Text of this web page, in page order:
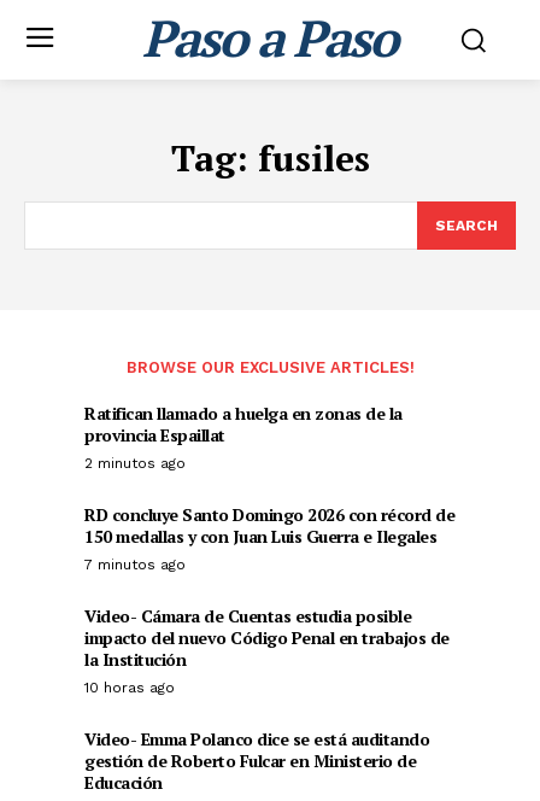
Paso a Paso
Tag: fusiles
SEARCH
BROWSE OUR EXCLUSIVE ARTICLES!
Ratifican llamado a huelga en zonas de la
provincia Espaillat
2 minutos ago
RD concluye Santo Domingo 2026 con récord de
150 medallas y con Juan Luis Guerra e Ilegales
7 minutos ago
Video- Cámara de Cuentas estudia posible
impacto del nuevo Código Penal en trabajos de
la Institución
10 horas ago
Video- Emma Polanco dice se está auditando
gestión de Roberto Fulcar en Ministerio de
Educación